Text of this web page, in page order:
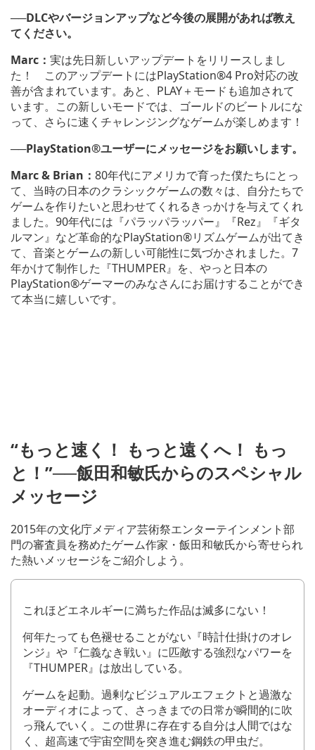
──DLCやバージョンアップなど今後の展開があれば教え
てください。
Marc： 実は先日新しいアップデートをリリースしまし
た！ このアップデートにはPlayStation®4 Pro対応の改
善が含まれています。あと、PLAY＋モードも追加されて
います。この新しいモードでは、ゴールドのビートルにな
って、さらに速くチャレンジングなゲームが楽しめます！
──PlayStation®ユーザーにメッセージをお願いします。
Marc & Brian： 80年代にアメリカで育った僕たちにとっ
て、当時の日本のクラシックゲームの数々は、自分たちで
ゲームを作りたいと思わせてくれるきっかけを与えてくれ
ました。90年代には『パラッパラッパー』『Rez』『ギタ
ルマン』など革命的なPlayStation®リズムゲームが出てき
て、音楽とゲームの新しい可能性に気づかされました。7
年かけて制作した『THUMPER』を、やっと日本の
PlayStation®ゲーマーのみなさんにお届けすることができ
て本当に嬉しいです。
“もっと速く！ もっと遠くへ！ もっ
と！”──飯田和敏氏からのスペシャル
メッセージ
2015年の文化庁メディア芸術祭エンターテインメント部
門の審査員を務めたゲーム作家・飯田和敏氏から寄せられ
た熱いメッセージをご紹介しよう。
これほどエネルギーに満ちた作品は滅多にない！
何年たっても色褪せることがない『時計仕掛けのオレ
ンジ』や『仁義なき戦い』に匹敵する強烈なパワーを
『THUMPER』は放出している。
ゲームを起動。過剰なビジュアルエフェクトと過激な
オーディオによって、さっきまでの日常が瞬間的に吹
っ飛んでいく。この世界に存在する自分は人間ではな
く、超高速で宇宙空間を突き進む鋼鉄の甲虫だ。